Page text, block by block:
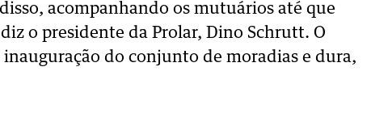
acompanhando os mutuários até que
o presidente da Prolar, Dino Schrutt. O
do conjunto de moradias e dura,